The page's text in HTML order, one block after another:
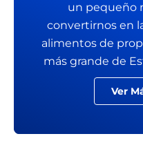
un pequeño
convertirnos en
alimentos de
más grande de
Ver